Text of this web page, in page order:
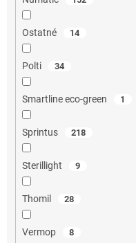
Ostatné 14
Polti 34
Smartline eco-green 1
Sprintus 218
Sterillight 9
Thomil 28
Vermop 8